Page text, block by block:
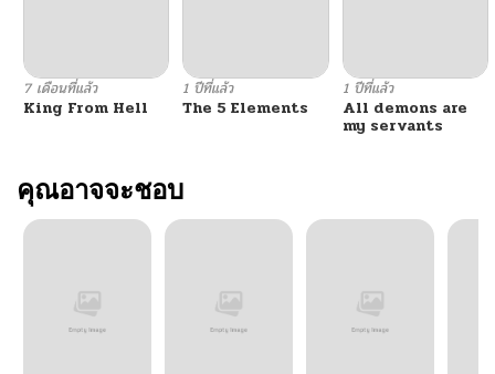
7 เดือนที่แล้ว
King From Hell
1 ปีที่แล้ว
The 5 Elements
1 ปีที่แล้ว
All demons are
my servants
คุณอาจจะชอบ